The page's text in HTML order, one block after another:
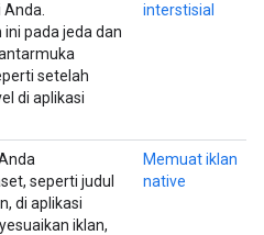
pada jeda dan
setelah
di aplikasi
interstisial
seperti judul
di aplikasi
iklan,
Memuat iklan
native